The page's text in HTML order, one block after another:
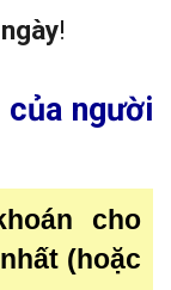
!
của người
cho
(hoặc